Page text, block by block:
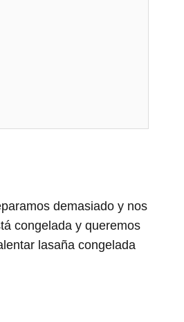
demasiado y nos
congelada y queremos
lasaña congelada